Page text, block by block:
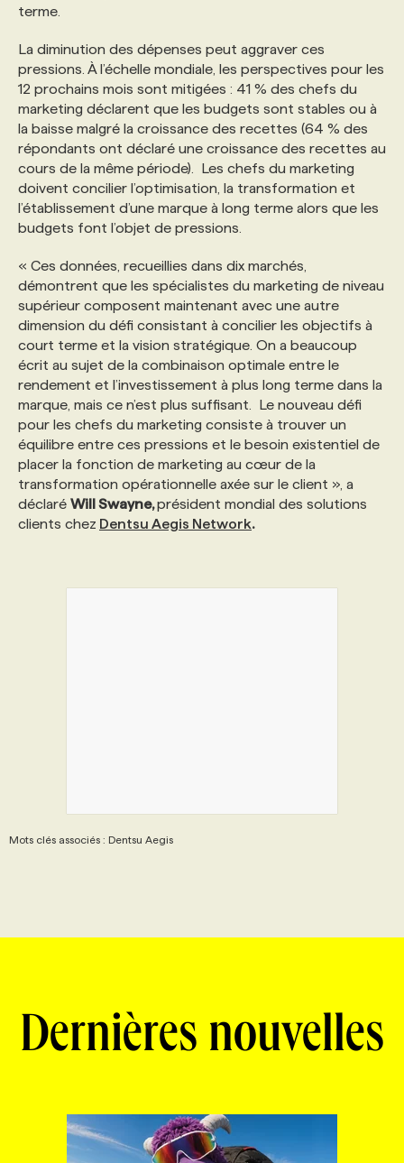
terme.
La diminution des dépenses peut aggraver ces
pressions. À l’échelle mondiale, les perspectives pour les
12 prochains mois sont mitigées : 41 % des chefs du
marketing déclarent que les budgets sont stables ou à
la baisse malgré la croissance des recettes (64 % des
répondants ont déclaré une croissance des recettes au
cours de la même période). Les chefs du marketing
doivent concilier l’optimisation, la transformation et
l’établissement d’une marque à long terme alors que les
budgets font l’objet de pressions.
« Ces données, recueillies dans dix marchés,
démontrent que les spécialistes du marketing de niveau
supérieur composent maintenant avec une autre
dimension du défi consistant à concilier les objectifs à
court terme et la vision stratégique. On a beaucoup
écrit au sujet de la combinaison optimale entre le
rendement et l’investissement à plus long terme dans la
marque, mais ce n’est plus suffisant. Le nouveau défi
pour les chefs du marketing consiste à trouver un
équilibre entre ces pressions et le besoin existentiel de
placer la fonction de marketing au cœur de la
transformation opérationnelle axée sur le client », a
déclaré Will Swayne,président mondial des solutions
clients chez Dentsu Aegis Network.
Mots clés associés : Dentsu Aegis
Dernières nouvelles